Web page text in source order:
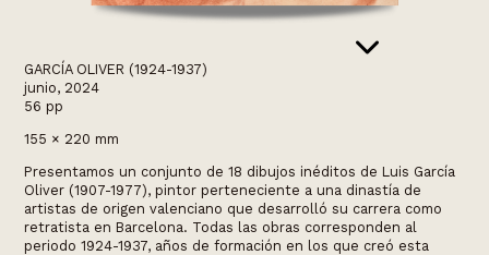
GARCÍA OLIVER (1924-1937)
junio, 2024
56 pp
155 × 220 mm
Presentamos un conjunto de 18 dibujos inéditos de Luis García
Oliver (1907-1977), pintor perteneciente a una dinastía de
artistas de origen valenciano que desarrolló su carrera como
retratista en Barcelona. Todas las obras corresponden al
periodo 1924-1937, años de formación en los que creó esta